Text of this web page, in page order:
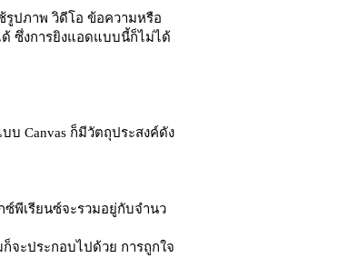
รูปภาพ วิดีโอ ข้อความหรือ
ด้ ซึ่งการยิงแอดแบบนี้ก็ไม่ได้
บ Canvas ก็มีวัตถุประสงค์ดัง
ซ์พีเรียนซ์จะรวมอยู่กับจำนว
จะประกอบไปด้วย การถูกใจ